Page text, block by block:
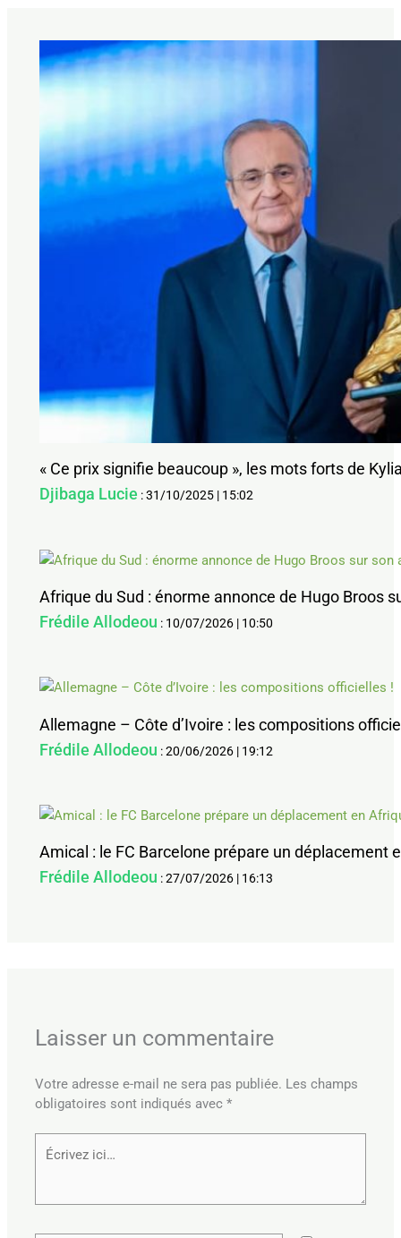
« Ce prix signifie beaucoup », les mots forts de
Djibaga Lucie :31/10/2025 | 15:02
Afrique du Sud : énorme annonce de Hugo Broos
Frédile Allodeou : 10/07/2026 | 10:50
Allemagne – Côte d’Ivoire : les compositions
Frédile Allodeou :20/06/2026 | 19:12
Amical : le FC Barcelone prépare un déplacement
Frédile Allodeou :27/07/2026 | 16:13
Laisser un commentaire
Votre adresse e-mail ne sera pas publiée. Les champs
obligatoires sont indiqués avec*
Écrivez
ici…